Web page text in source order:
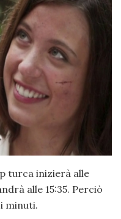
turca inizierà alle
alle 15:35. Perciò
minuti.